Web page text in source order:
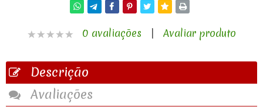
0 avaliações | Avaliar produto
Descrição
Avaliações